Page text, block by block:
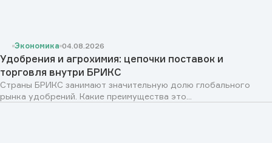
Экономика 04.08.2026
Удобрения и агрохимия: цепочки поставок и
торговля внутри БРИКС
Страны БРИКС занимают значительную долю глобального
рынка удобрений. Какие преимущества это...